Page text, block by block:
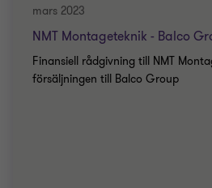
mars 2023
NMT Montageteknik - Balco
Finansiell rådgivning till NMT
försäljningen till Balco Group